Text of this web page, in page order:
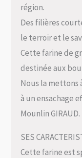
région.
Des filières
le terroir et le
Cette farine de
destinée aux
Nous la mettons
à un ensachage
Mounlin GIRAUD.
SES
Cette farine est